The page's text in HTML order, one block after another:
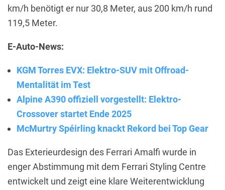
km/h benötigt er nur 30,8 Meter, aus 200 km/h rund
119,5 Meter.
E-Auto-News:
KGM Torres EVX: Elektro-SUV mit Offroad-
Mentalität im Test
Alpine A390 offiziell vorgestellt: Elektro-
Crossover startet Ende 2025
McMurtry Spéirling knackt Rekord bei Top Gear
Das Exterieurdesign des Ferrari Amalfi wurde in
enger Abstimmung mit dem Ferrari Styling Centre
entwickelt und zeigt eine klare Weiterentwicklung